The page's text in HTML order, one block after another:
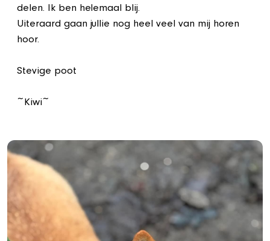
delen. Ik ben helemaal blij.
Uiteraard gaan jullie nog heel veel van mij horen
hoor.
Stevige poot
~Kiwi~